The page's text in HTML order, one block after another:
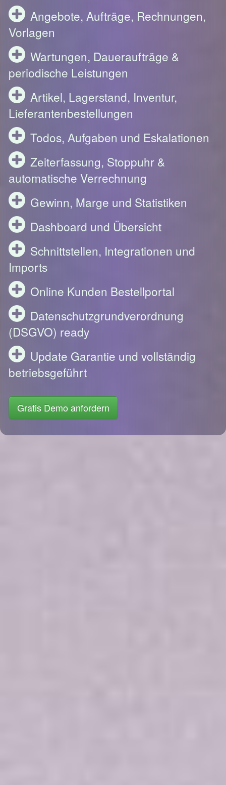
Angebote, Aufträge, Rechnungen,
Vorlagen
Wartungen, Daueraufträge &
periodische Leistungen
Artikel, Lagerstand, Inventur,
Lieferantenbestellungen
Todos, Aufgaben und Eskalationen
Zeiterfassung, Stoppuhr &
automatische Verrechnung
Gewinn, Marge und Statistiken
Dashboard und Übersicht
Schnittstellen, Integrationen und
Imports
Online Kunden Bestellportal
Datenschutzgrundverordnung
(DSGVO) ready
Update Garantie und vollständig
betriebsgeführt
Gratis Demo anfordern